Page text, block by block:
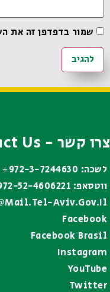
שמור בדפדפן זה את
צרו קשר - Contact Us
לשכה: 972-3-7244630+
ווטסאפ: 972-52-4606221+
Aviv.gov.il
Facebook
Facebook Brasil
Instagram
YouTube
Twitter